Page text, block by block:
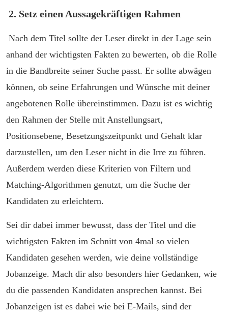
2. Setz einen Aussagekräftigen Rahmen
Nach dem Titel sollte der Leser direkt in der Lage sein
anhand der wichtigsten Fakten zu bewerten, ob die Rolle
in die Bandbreite seiner Suche passt. Er sollte abwägen
können, ob seine Erfahrungen und Wünsche mit deiner
angebotenen Rolle übereinstimmen. Dazu ist es wichtig
den Rahmen der Stelle mit Anstellungsart,
Positionsebene, Besetzungszeitpunkt und Gehalt klar
darzustellen, um den Leser nicht in die Irre zu führen.
Außerdem werden diese Kriterien von Filtern und
Matching-Algorithmen genutzt, um die Suche der
Kandidaten zu erleichtern.
Sei dir dabei immer bewusst, dass der Titel und die
wichtigsten Fakten im Schnitt von 4mal so vielen
Kandidaten gesehen werden, wie deine vollständige
Jobanzeige. Mach dir also besonders hier Gedanken, wie
du die passenden Kandidaten ansprechen kannst. Bei
Jobanzeigen ist es dabei wie bei E-Mails, sind der